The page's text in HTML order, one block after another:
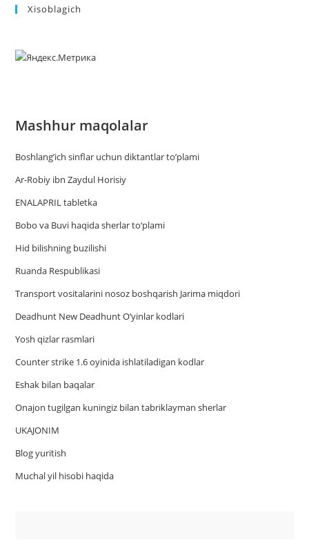
Xisoblagich
Mashhur maqolalar
Boshlang’ich sinflar uchun diktantlar to’plami
Ar-Robiy ibn Zaydul Horisiy
ENALAPRIL tabletka
Bobo va Buvi haqida sherlar to‘plami
Hid bilishning buzilishi
Ruanda Respublikasi
Trаnsport vositаlаrini nosoz boshqаrish Jаrimа miqdori
Deadhunt New Deadhunt O’yinlar kodlari
Yosh qizlar rasmlari
Counter strike 1.6 oyinida ishlatiladigan kodlar
Eshak bilan baqalar
Onajon tugilgan kuningiz bilan tabriklayman sherlar
UKAJONIM
Blog yuritish
Muchal yil hisobi haqida